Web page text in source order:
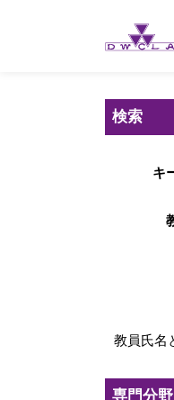
検索
キ
教員氏名
専門分野